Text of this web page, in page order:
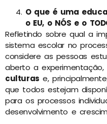
O que é uma
o EU, o NÓS e o
Refletindo sobre qual a
sistema escolar no
considere as pessoas
aberto a experimentação,
culturas e,
que todos estejam
para os processos
desenvolvimento e